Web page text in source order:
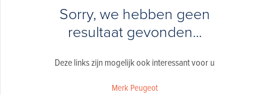
Sorry, we hebben geen
resultaat gevonden...
Deze links zijn mogelijk ook interessant voor u
Merk Peugeot